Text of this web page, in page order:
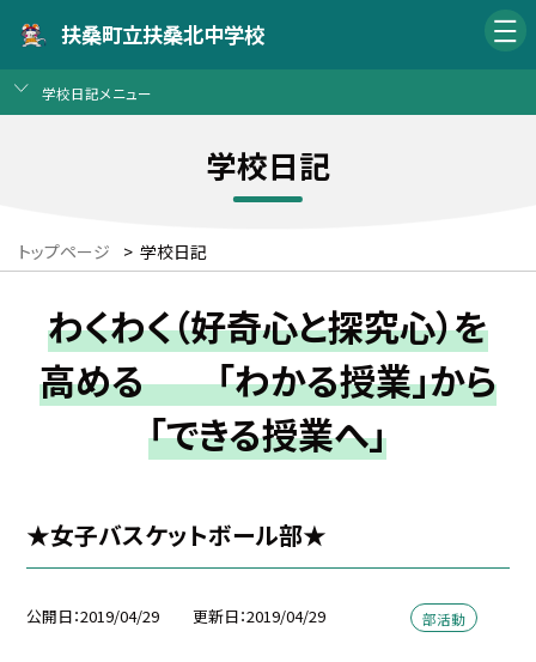
扶桑町立扶桑北中学校
学校日記メニュー
学校日記
トップページ > 学校日記
わくわく（好奇心と探究心）を
高める 「わかる授業」から
「できる授業へ」
★女子バスケットボール部★
公開日 2019/04/29 更新日 2019/04/29 部活動